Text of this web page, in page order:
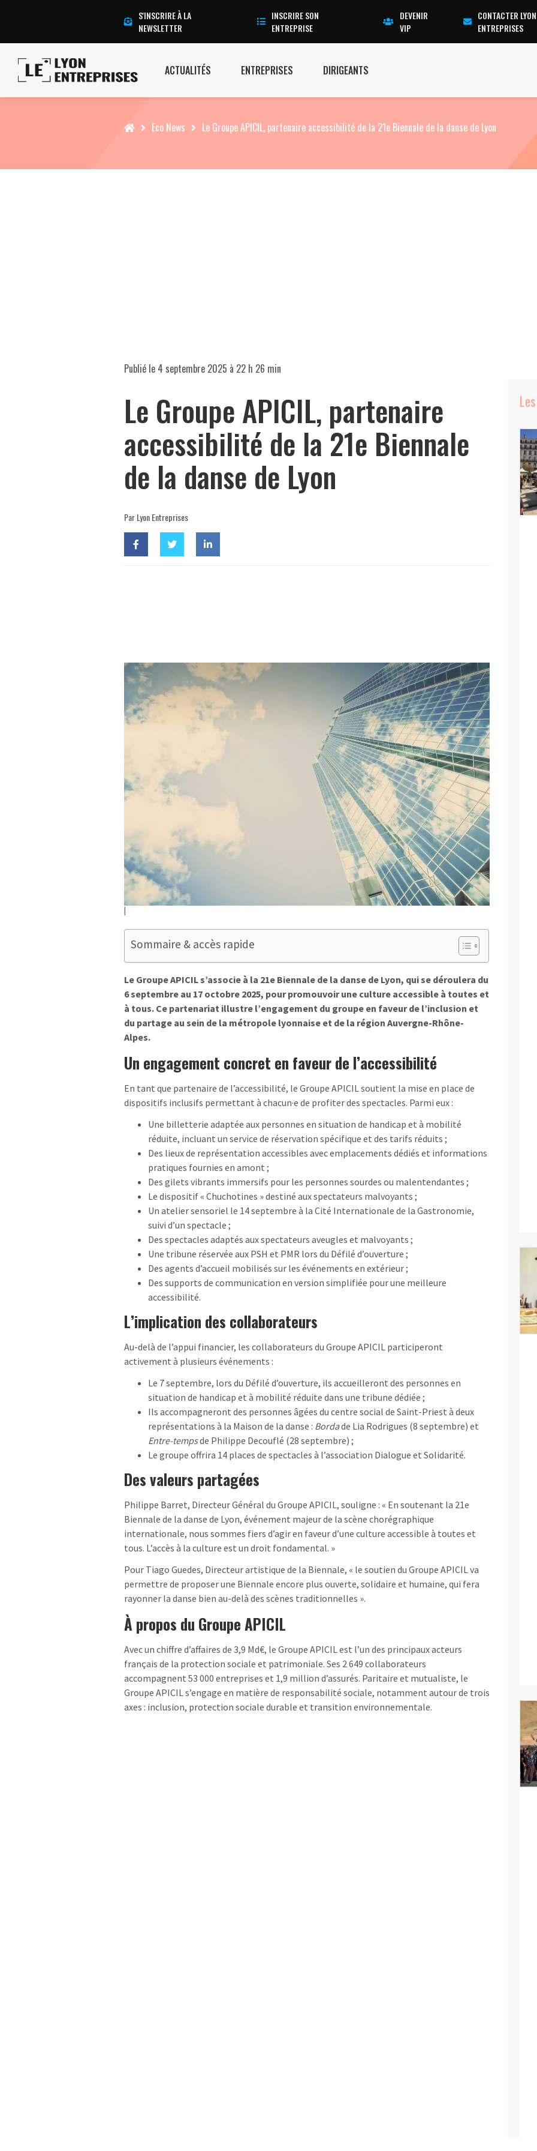
S'INSCRIRE À LA
NEWSLETTER
INSCRIRE SON
ENTREPRISE
DEVENIR
VIP
CONTACTER LYON
ENTREPRISES
ACTUALITÉS ENTREPRISES DIRIGEANTS
Accueil Eco News Le Groupe APICIL, partenaire accessibilité de la 21e Biennale de la danse de Lyon
Publié le 4 septembre 2025 à 22 h 26 min
Le Groupe APICIL, partenaire
accessibilité de la 21e Biennale
de la danse de Lyon
Par Lyon Entreprises
Sommaire & accès rapide
Le Groupe APICIL s’associe à la 21e Biennale de la danse de Lyon, qui se déroulera du
6 septembre au 17 octobre 2025, pour promouvoir une culture accessible à toutes et
à tous. Ce partenariat illustre l’engagement du groupe en faveur de l’inclusion et
du partage au sein de la métropole lyonnaise et de la région Auvergne-Rhône-
Alpes.
Un engagement concret en faveur de l’accessibilité
En tant que partenaire de l’accessibilité, le Groupe APICIL soutient la mise en place de
dispositifs inclusifs permettant à chacun·e de profiter des spectacles. Parmi eux :
Une billetterie adaptée aux personnes en situation de handicap et à mobilité
réduite, incluant un service de réservation spécifique et des tarifs réduits ;
Des lieux de représentation accessibles avec emplacements dédiés et informations
pratiques fournies en amont ;
Des gilets vibrants immersifs pour les personnes sourdes ou malentendantes ;
Le dispositif « Chuchotines » destiné aux spectateurs malvoyants ;
Un atelier sensoriel le 14 septembre à la Cité Internationale de la Gastronomie,
suivi d’un spectacle ;
Des spectacles adaptés aux spectateurs aveugles et malvoyants ;
Une tribune réservée aux PSH et PMR lors du Défilé d’ouverture ;
Des agents d’accueil mobilisés sur les événements en extérieur ;
Des supports de communication en version simplifiée pour une meilleure
accessibilité.
L’implication des collaborateurs
Au-delà de l’appui financier, les collaborateurs du Groupe APICIL participeront
activement à plusieurs événements :
Le 7 septembre, lors du Défilé d’ouverture, ils accueilleront des personnes en
situation de handicap et à mobilité réduite dans une tribune dédiée ;
Ils accompagneront des personnes âgées du centre social de Saint-Priest à deux
représentations à la Maison de la danse : Bordade Lia Rodrigues (8 septembre) et
Entre-tempsde Philippe Decouflé (28 septembre) ;
Le groupe offrira 14 places de spectacles à l’association Dialogue et Solidarité.
Des valeurs partagées
Philippe Barret, Directeur Général du Groupe APICIL, souligne : « En soutenant la 21e
Biennale de la danse de Lyon, événement majeur de la scène chorégraphique
internationale, nous sommes fiers d’agir en faveur d’une culture accessible à toutes et
tous. L’accès à la culture est un droit fondamental. »
Pour Tiago Guedes, Directeur artistique de la Biennale, « le soutien du Groupe APICIL va
permettre de proposer une Biennale encore plus ouverte, solidaire et humaine, qui fera
rayonner la danse bien au-delà des scènes traditionnelles ».
À propos du Groupe APICIL
Avec un chiffre d’affaires de 3,9 Md€, le Groupe APICIL est l’un des principaux acteurs
français de la protection sociale et patrimoniale. Ses 2 649 collaborateurs
accompagnent 53 000 entreprises et 1,9 million d’assurés. Paritaire et mutualiste, le
Groupe APICIL s’engage en matière de responsabilité sociale, notamment autour de trois
axes : inclusion, protection sociale durable et transition environnementale.